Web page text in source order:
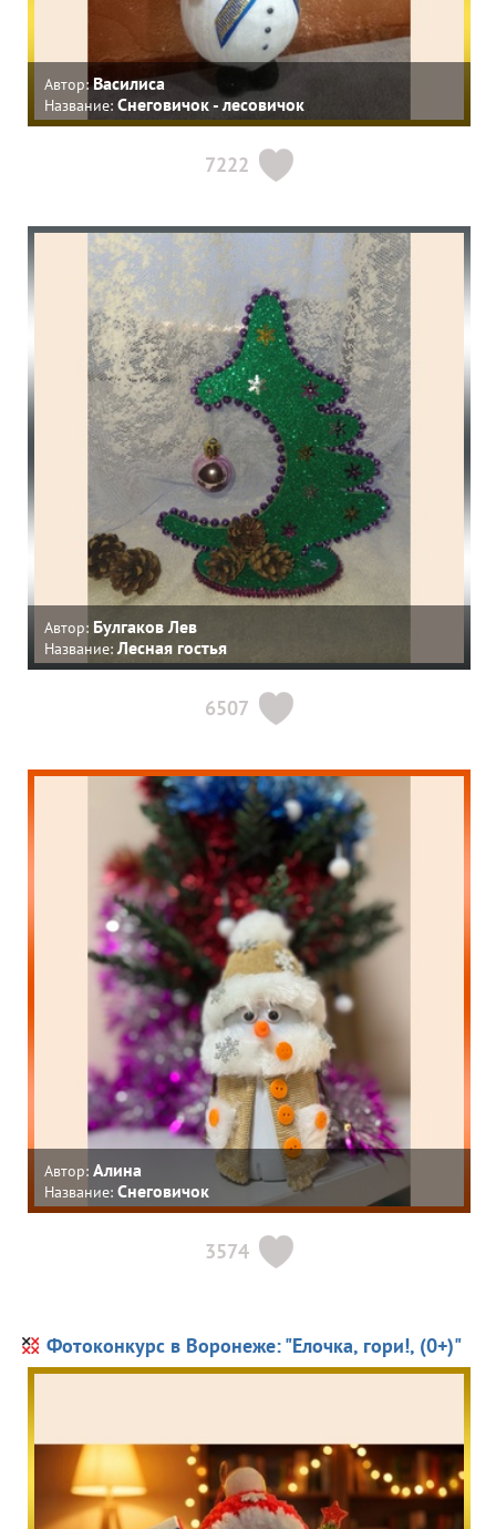
Автор:Василиса
Название: Снеговичок - лесовичок
7222
Автор: Булгаков Лев
Название:Лесная гостья
6507
Автор: Алина
Название: Снеговичок
3574
Фотоконкурс в Воронеже: "Елочка, гори!, (0+)"